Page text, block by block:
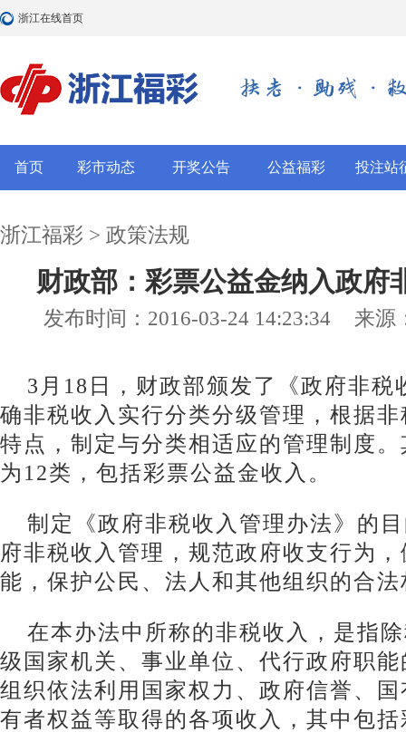
浙江在线首页
首页 彩市动态 开奖公告 公益福彩 投注站
浙江福彩 > 政策法规
财政部：彩票公益金纳入政府
发布时间：2016-03-24 14:23:34 来源
3月18日，财政部颁发了《政府非税
确非税收入实行分类分级管理，根据
特点，制定与分类相适应的管理制度
为12类，包括彩票公益金收入。
制定《政府非税收入管理办法》的
府非税收入管理，规范政府收支行为
能，保护公民、法人和其他组织的合
在本办法中所称的非税收入，是指
级国家机关、事业单位、代行政府职
组织依法利用国家权力、政府信誉、
有者权益等取得的各项收入，其中包